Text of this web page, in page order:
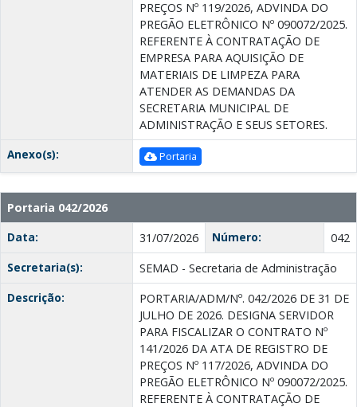
PREÇOS Nº 119/2026, ADVINDA DO
PREGÃO ELETRÔNICO Nº 090072/2025.
REFERENTE À CONTRATAÇÃO DE
EMPRESA PARA AQUISIÇÃO DE
MATERIAIS DE LIMPEZA PARA
ATENDER AS DEMANDAS DA
SECRETARIA MUNICIPAL DE
ADMINISTRAÇÃO E SEUS SETORES.
Anexo(s):
Portaria
Portaria 042/2026
Data:
31/07/2026 Número:
042
Secretaria(s):
SEMAD - Secretaria de Administração
Descrição:
PORTARIA/ADM/Nº. 042/2026 DE 31 DE
JULHO DE 2026. DESIGNA SERVIDOR
PARA FISCALIZAR O CONTRATO Nº
141/2026 DA ATA DE REGISTRO DE
PREÇOS Nº 117/2026, ADVINDA DO
PREGÃO ELETRÔNICO Nº 090072/2025.
REFERENTE À CONTRATAÇÃO DE